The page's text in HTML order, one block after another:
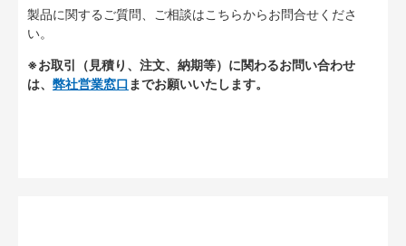
製品に関するご質問、ご相談はこちらからお問合せくださ
い。
※お取引（見積り、注文、納期等）に関わるお問い合わせ
は、 弊社営業窓口 までお願いいたします。